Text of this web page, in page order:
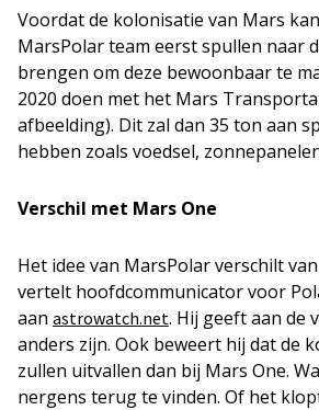
Voordat de kolonisatie van Mars
MarsPolar team eerst spullen naar
brengen om deze bewoonbaar te
2020 doen met het Mars
afbeelding). Dit zal dan 35 ton aan
hebben zoals voedsel,
Verschil met Mars One
Het idee van MarsPolar verschilt
vertelt hoofdcommunicator voor
aan astrowatch.net. Hij geeft aan de
anders zijn. Ook beweert hij dat de
zullen uitvallen dan bij Mars One.
nergens terug te vinden. Of het